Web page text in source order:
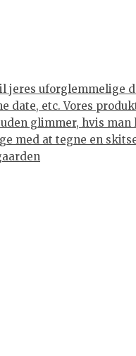
uforglemmelige
etc. Vores
glimmer, hvis
med at tegne en